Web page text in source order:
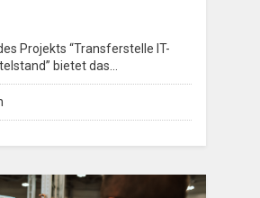
Projekts “Transferstelle IT-
bietet das…